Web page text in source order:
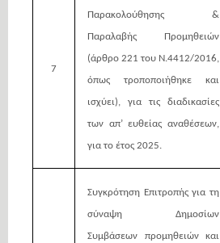
7
Παρακολούθησης &
Παραλαβής Προμηθειών
(άρθρο 221 του Ν.4412/2016,
όπως τροποποιήθηκε και
ισχύει), για τις διαδικασίες
των απ’ευθείας αναθέσεων,
για το έτος 2025.
Συγκρότηση Επιτροπής για τη
σύναψη Δημοσίων
Συμβάσεων προμηθειών και